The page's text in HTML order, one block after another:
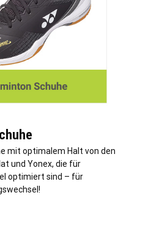
mit optimalem Halt von den
und Yonex, die für
optimiert sind – für